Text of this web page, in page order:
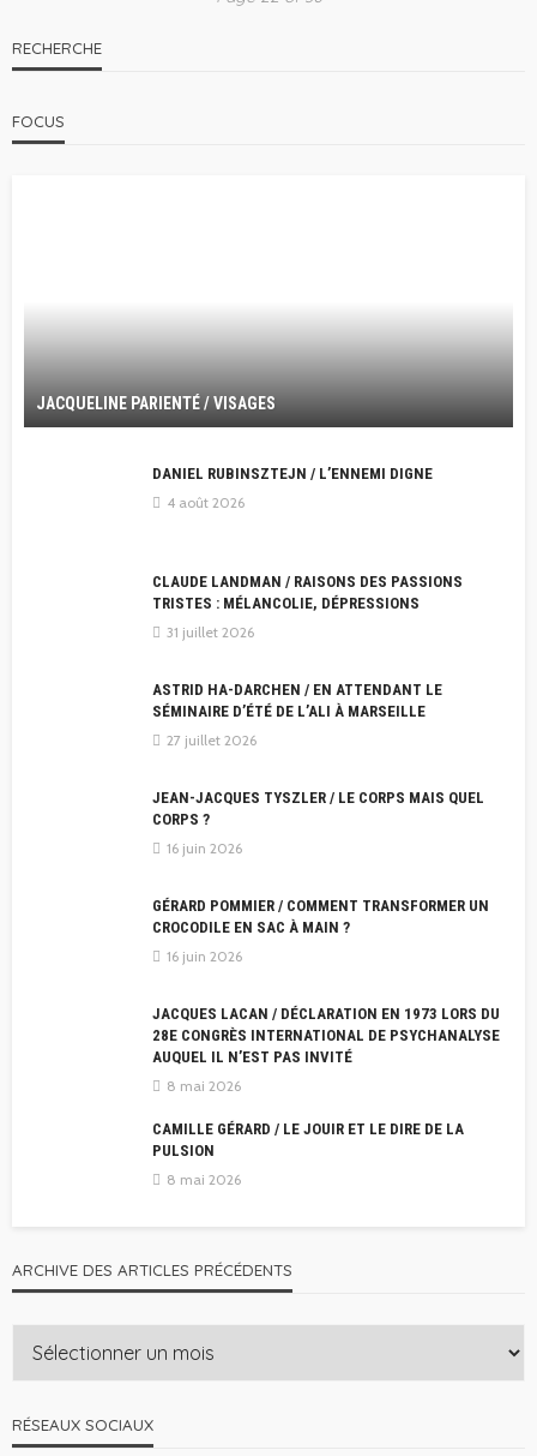
RECHERCHE
FOCUS
JACQUELINE PARIENTÉ / VISAGES
DANIEL RUBINSZTEJN / L’ENNEMI DIGNE
4 août 2026
CLAUDE LANDMAN / RAISONS DES PASSIONS
TRISTES : MÉLANCOLIE, DÉPRESSIONS
31 juillet 2026
ASTRID HA-DARCHEN / EN ATTENDANT LE
SÉMINAIRE D’ÉTÉ DE L’ALI À MARSEILLE
27 juillet 2026
JEAN-JACQUES TYSZLER / LE CORPS MAIS QUEL
CORPS ?
16 juin 2026
GÉRARD POMMIER / COMMENT TRANSFORMER UN
CROCODILE EN SAC À MAIN ?
16 juin 2026
JACQUES LACAN / DÉCLARATION EN 1973 LORS DU
28E CONGRÈS INTERNATIONAL DE PSYCHANALYSE
AUQUEL IL N’EST PAS INVITÉ
8 mai 2026
CAMILLE GÉRARD / LE JOUIR ET LE DIRE DE LA
PULSION
8 mai 2026
ARCHIVE DES ARTICLES PRÉCÉDENTS
RÉSEAUX SOCIAUX